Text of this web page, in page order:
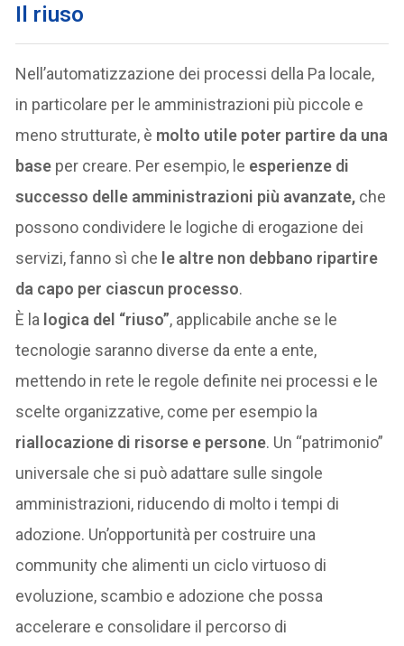
Il riuso
Nell’automatizzazione dei processi della Pa locale,
in particolare per le amministrazioni più piccole e
meno strutturate, è molto utile poter partire da una
base per creare. Per esempio, le esperienze di
successo delle amministrazioni più avanzate, che
possono condividere le logiche di erogazione dei
servizi, fanno sì che le altre non debbano ripartire
da capo per ciascun processo.
È la logica del “riuso”, applicabile anche se le
tecnologie saranno diverse da ente a ente,
mettendo in rete le regole definite nei processi e le
scelte organizzative, come per esempio la
riallocazione di risorse e persone. Un “patrimonio”
universale che si può adattare sulle singole
amministrazioni, riducendo di molto i tempi di
adozione. Un’opportunità per costruire una
community che alimenti un ciclo virtuoso di
evoluzione, scambio e adozione che possa
accelerare e consolidare il percorso di